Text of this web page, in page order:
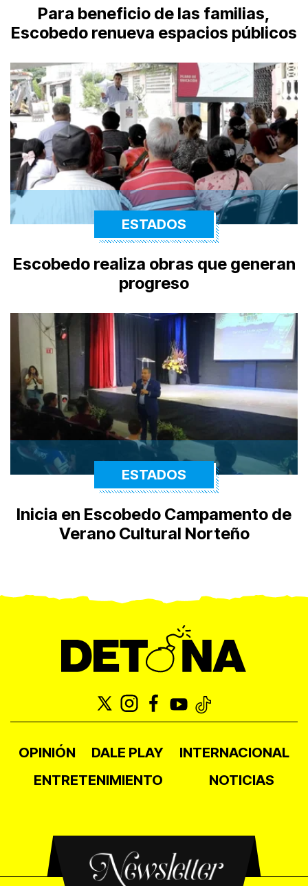
Para beneficio de las familias,
Escobedo renueva espacios públicos
ESTADOS
Escobedo realiza obras que generan
progreso
ESTADOS
Inicia en Escobedo Campamento de
Verano Cultural Norteño
OPINIÓN DALE PLAY
INTERNACIONAL
ENTRETENIMIENTO
NOTICIAS
Newsletter